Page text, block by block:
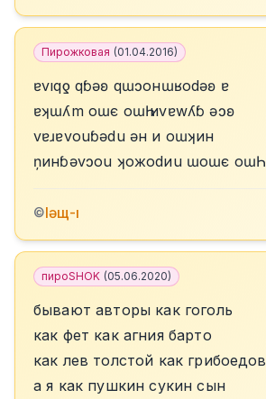
Пирожковая (01.04.2016)
ɐvıqƍ qɓǝʚ qɯɔонɯʁоdǝʚ ɐ
ɐʞɯʎm оɯє оɯҺ иvɐwʎɓ ǝɔʚ
vɐɹɐvоuɓǝdu ǝн и оɯʞин
ņинɓǝvɔоu ʞожоdиu ɯоɯє оɯҺ
©lǝщ-ı
пироSHOK (05.06.2020)
бывают авторы как гоголь
как фет как агния барто
как лев толстой как грибоедов
а я как пушкин сукин сын